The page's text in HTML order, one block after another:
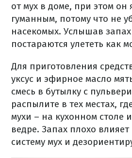
от мух в доме, при этом он
гуманным, потому что не
насекомых. Услышав запах
постараются улететь как
Для приготовления
уксус и эфирное масло
смесь в бутылку с
распылите в тех местах,
мухи – на кухонном столе
ведре. Запах плохо
систему мух и